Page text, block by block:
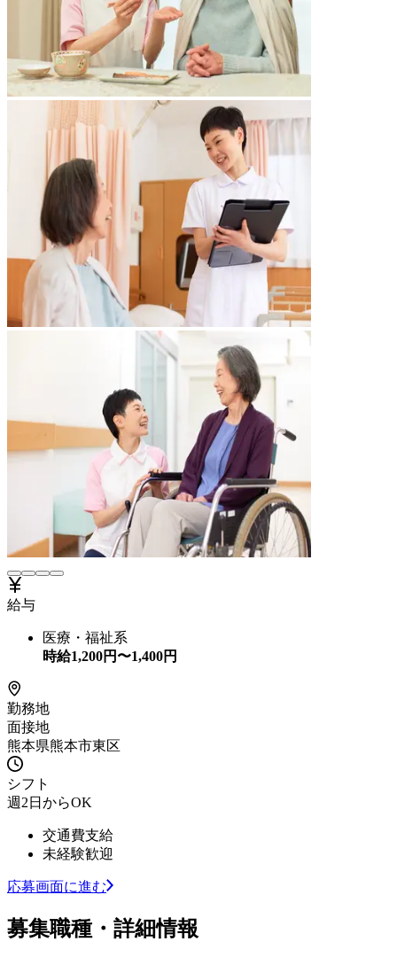
給与
医療・福祉系
時給1,200円〜1,400円
勤務地
面接地
熊本県熊本市東区
シフト
週2日からOK
交通費支給
未経験歓迎
応募画面に進む
募集職種・詳細情報